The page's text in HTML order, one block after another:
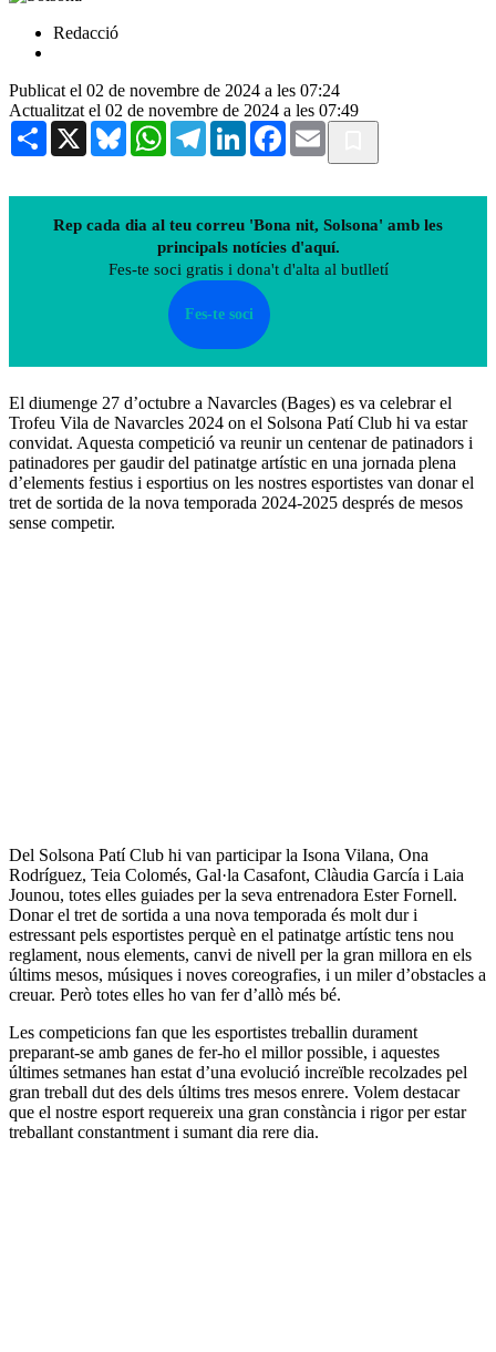
Redacció
Publicat el 02 de novembre de 2024 a les 07:24
Actualitzat el 02 de novembre de 2024 a les 07:49
Share X BlueskyWhatsAppTelegramLinkedInFacebook
Email
Rep cada dia al teu correu 'Bona nit, Solsona' amb les
principals notícies d'aquí.
Fes-te soci gratis i dona't d'alta al butlletí
Fes-te soci
El diumenge 27 d’octubre a Navarcles (Bages) es va celebrar el
Trofeu Vila de Navarcles 2024 on el Solsona Patí Club hi va estar
convidat. Aquesta competició va reunir un centenar de patinadors i
patinadores per gaudir del patinatge artístic en una jornada plena
d’elements festius i esportius on les nostres esportistes van donar el
tret de sortida de la nova temporada 2024-2025 després de mesos
sense competir.
Del Solsona Patí Club hi van participar la Isona Vilana, Ona
Rodríguez, Teia Colomés, Gal·la Casafont, Clàudia García i Laia
Jounou, totes elles guiades per la seva entrenadora Ester Fornell.
Donar el tret de sortida a una nova temporada és molt dur i
estressant pels esportistes perquè en el patinatge artístic tens nou
reglament, nous elements, canvi de nivell per la gran millora en els
últims mesos, músiques i noves coreografies, i un miler d’obstacles a
creuar. Però totes elles ho van fer d’allò més bé.
Les competicions fan que les esportistes treballin durament
preparant-se amb ganes de fer-ho el millor possible, i aquestes
últimes setmanes han estat d’una evolució increïble recolzades pel
gran treball dut des dels últims tres mesos enrere. Volem destacar
que el nostre esport requereix una gran constància i rigor per estar
treballant constantment i sumant dia rere dia.